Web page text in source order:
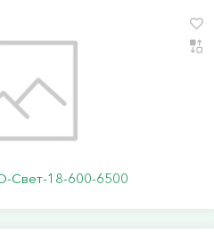
Свет-18-600-6500